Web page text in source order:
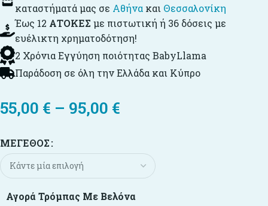
καταστήματά μας σε Αθήνα και Θεσσαλονίκη
Έως 12 ΑΤΟΚΕΣ με πιστωτική ή 36 δόσεις με
ευέλικτη χρηματοδότηση!
2 Χρόνια Εγγύηση ποιότητας BabyLlama
Παράδοση σε όλη την Ελλάδα και Κύπρο
55,00 € – 95,00 €
ΜΈΓΕΘΟΣ
Αγορά Τρόμπας Με Βελόνα